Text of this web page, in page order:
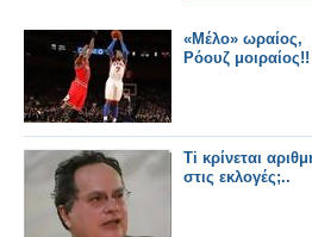
«Μέλο» ωραίος,
Ρόουζ μοιραίος!!
Ti κρίνεται
στις εκλογές;..